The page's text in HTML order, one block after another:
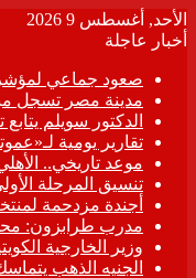
الأحد, أغسطس 9 2026
أخبار عاجلة
صعود جماعي
مدينة مصر تسجل مبيعات جديدة بقيمة 28.4 مليار
الدكتور سويلم
تقارير يومية
موعد تاريخي.. الأهلي
تنسيق المرحلة
أجندة مزدحمة
مدرب طرابزون:
وزير الخارجية
الجنيه الذهب